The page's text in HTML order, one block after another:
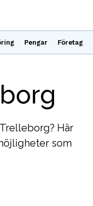
Pengar Företag
Här
som